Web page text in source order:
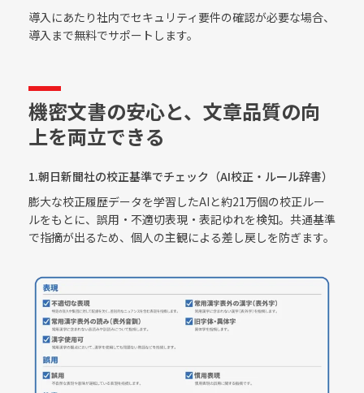
導入にあたり社内でセキュリティ要件の確認が必要な場合、
導入まで無料でサポートします。
機密文書の安心と、文章品質の向
上を両立できる
1.朝日新聞社の校正基準でチェック（AI校正・ルール辞書）
膨大な校正履歴データを学習したAIと約21万個の校正ルー
ルをもとに、誤用・不適切表現・表記ゆれを検知。共通基準
で指摘が出るため、個人の主観による差し戻しを防ぎます。